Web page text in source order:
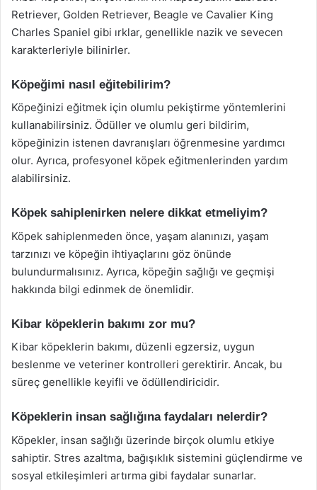
Retriever, Golden Retriever, Beagle ve Cavalier King
Charles Spaniel gibi ırklar, genellikle nazik ve sevecen
karakterleriyle bilinirler.
Köpeğimi nasıl eğitebilirim?
Köpeğinizi eğitmek için olumlu pekiştirme yöntemlerini
kullanabilirsiniz. Ödüller ve olumlu geri bildirim,
köpeğinizin istenen davranışları öğrenmesine yardımcı
olur. Ayrıca, profesyonel köpek eğitmenlerinden yardım
alabilirsiniz.
Köpek sahiplenirken nelere dikkat etmeliyim?
Köpek sahiplenmeden önce, yaşam alanınızı, yaşam
tarzınızı ve köpeğin ihtiyaçlarını göz önünde
bulundurmalısınız. Ayrıca, köpeğin sağlığı ve geçmişi
hakkında bilgi edinmek de önemlidir.
Kibar köpeklerin bakımı zor mu?
Kibar köpeklerin bakımı, düzenli egzersiz, uygun
beslenme ve veteriner kontrolleri gerektirir. Ancak, bu
süreç genellikle keyifli ve ödüllendiricidir.
Köpeklerin insan sağlığına faydaları nelerdir?
Köpekler, insan sağlığı üzerinde birçok olumlu etkiye
sahiptir. Stres azaltma, bağışıklık sistemini güçlendirme ve
sosyal etkileşimleri artırma gibi faydalar sunarlar.